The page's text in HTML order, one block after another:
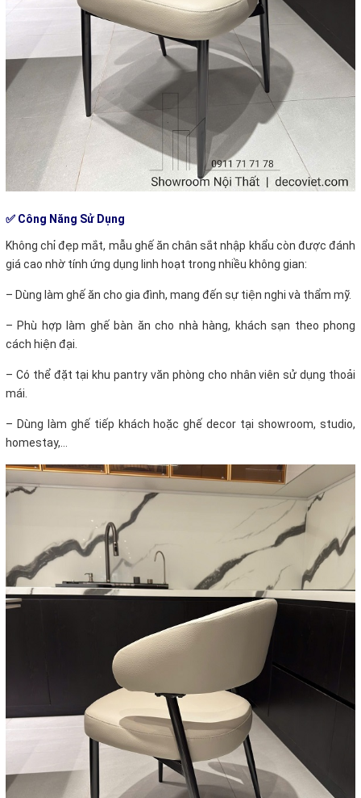
✅ Công Năng Sử Dụng
Không chỉ đẹp mắt, mẫu ghế ăn chân sắt nhập khẩu còn được đánh
giá cao nhờ tính ứng dụng linh hoạt trong nhiều không gian:
– Dùng làm ghế ăn cho gia đình, mang đến sự tiện nghi và thẩm mỹ.
– Phù hợp làm ghế bàn ăn cho nhà hàng, khách sạn theo phong
cách hiện đại.
– Có thể đặt tại khu pantry văn phòng cho nhân viên sử dụng thoải
mái.
– Dùng làm ghế tiếp khách hoặc ghế decor tại showroom, studio,
homestay,…